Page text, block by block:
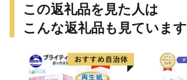
この返礼品を見た人は
こんな返礼品も見ています